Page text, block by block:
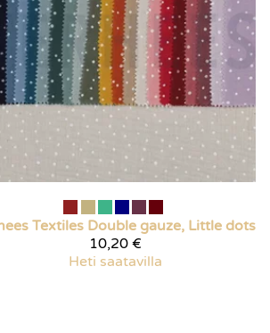
Textiles Double gauze, Little dots
10,20 €
Heti saatavilla